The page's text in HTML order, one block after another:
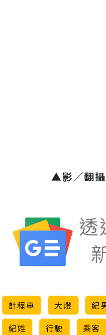
▲影／翻
計程車 大燈 紀
紀姓
行駛 乘客